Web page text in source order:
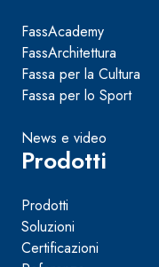
FassAcademy
FassArchitettura
Fassa per la Cultura
Fassa per lo Sport
News e video
Prodotti
Prodotti
Soluzioni
Certificazioni